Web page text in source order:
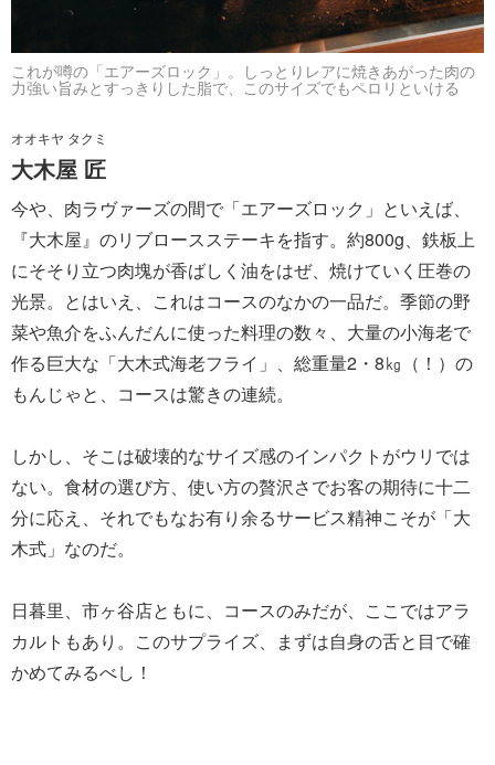
これが噂の「エアーズロック」。しっとりレアに焼きあがった肉の
力強い旨みとすっきりした脂で、このサイズでもペロリといける
オオキヤ タクミ
大木屋 匠
今や、肉ラヴァーズの間で「エアーズロック」といえば、
『大木屋』のリブロースステーキを指す。約800g、鉄板上
にそそり立つ肉塊が香ばしく油をはぜ、焼けていく圧巻の
光景。とはいえ、これはコースのなかの一品だ。季節の野
菜や魚介をふんだんに使った料理の数々、大量の小海老で
作る巨大な「大木式海老フライ」、総重量2・8㎏（！）の
もんじゃと、コースは驚きの連続。
しかし、そこは破壊的なサイズ感のインパクトがウリでは
ない。食材の選び方、使い方の贅沢さでお客の期待に十二
分に応え、それでもなお有り余るサービス精神こそが「大
木式」なのだ。
日暮里、市ヶ谷店ともに、コースのみだが、ここではアラ
カルトもあり。このサプライズ、まずは自身の舌と目で確
かめてみるべし！